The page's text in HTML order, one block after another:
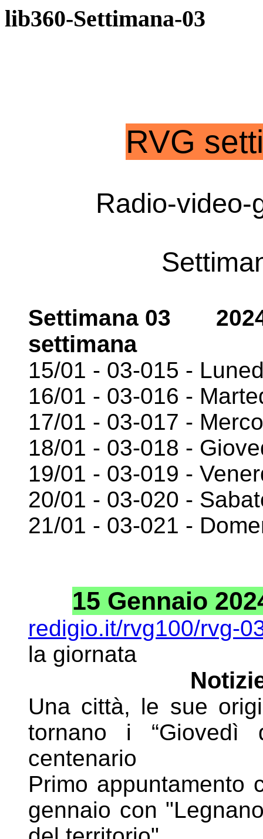
lib360-Settimana-03
RVG
Radio-video-
Settimana 03
settimana
15/01 - 03-015 -
16/01 - 03-016 -
17/01 - 03-017 -
18/01 - 03-018 -
19/01 - 03-019 -
20/01 - 03-020 -
21/01 - 03-021 -
15 Gennaio
redigio.it/rvg100/rvg-
la giornata
Una città, le sue
tornano i “Giovedì
centenario
Primo appuntamento
gennaio con